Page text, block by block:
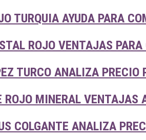
TURQUIA AYUDA PARA
ROJO VENTAJAS PARA
TURCO ANALIZA PRECIO
MINERAL VENTAJAS
COLGANTE ANALIZA